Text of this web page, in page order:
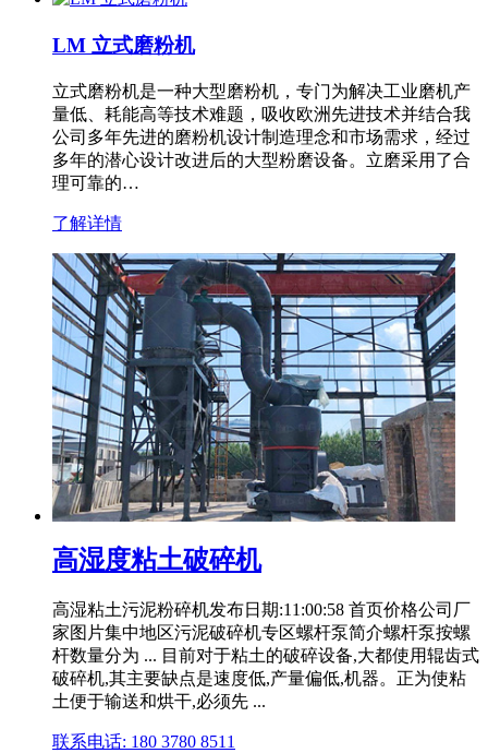
LM 立式磨粉机
立式磨粉机是一种大型磨粉机，专门为解决工业磨机产
量低、耗能高等技术难题，吸收欧洲先进技术并结合我
公司多年先进的磨粉机设计制造理念和市场需求，经过
多年的潜心设计改进后的大型粉磨设备。立磨采用了合
理可靠的…
了解详情
高湿度粘土破碎机
高湿粘土污泥粉碎机发布日期:11:00:58 首页价格公司厂
家图片集中地区污泥破碎机专区螺杆泵简介螺杆泵按螺
杆数量分为 ... 目前对于粘土的破碎设备,大都使用辊齿式
破碎机,其主要缺点是速度低,产量偏低,机器。正为使粘
土便于输送和烘干,必须先 ...
联系电话: 180 3780 8511